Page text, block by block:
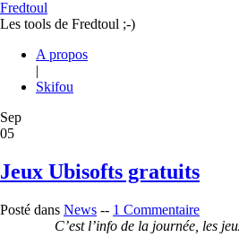
Fredtoul
Les tools de Fredtoul ;-)
A propos
|
Skifou
Sep
05
Jeux Ubisofts gratuits
Posté dans News -- 1 Commentaire
C’est l’info de la journée, les